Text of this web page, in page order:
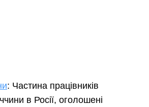
: Частина працівників
в Росії, оголошені